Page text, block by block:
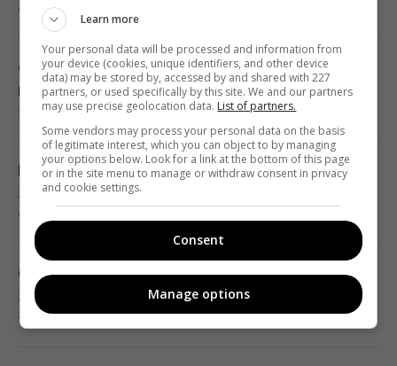
"Достаточно, чтобы выжить, а не
победить": бывшая сотрудница НАТО о
поставках ракет Украине
01:19 пятница, 07 августа 2026
Одна настройка, которую стоит изменить
всем владельцам новых телевизоров
00:25 пятница, 07 августа 2026
"Они нужны нам самим": Трамп
отреагировал на просьбу Зеленского
предоставить ракеты для системы Patriot
7 августа 2026, 04:54
Супертест на IQ: нужно найти 3 отличия на
картинке лесного ужина за 17 с
7 августа 2026, 04:00
Как заточить ножницы с помощью сахара
за 2 минуты — лайфхак от повара
7 августа 2026, 03:58
Судьба щедро вознаградит четыре знака
зодиака: кому начнет везти во всем
7 августа 2026, 03:30
Learn more
Your personal data will be processed and information from
your device (cookies, unique identifiers, and other device
data) may be stored by, accessed by and shared with 227
partners, or used specifically by this site. We and our partners
may use precise geolocation data. List of partners.
Some vendors may process your personal data on the basis
of legitimate interest, which you can object to by managing
your options below. Look for a link at the bottom of this page
or in the site menu to manage or withdraw consent in privacy
and cookie settings.
Consent
Manage options